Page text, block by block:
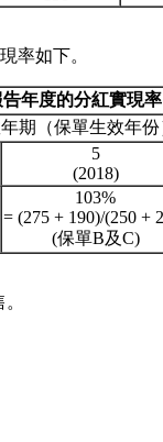
率如下。
告年度的分紅實現率
期（保單生效年份
5
(2018)
103%
= (275 + 190)/(250 +
(保單B及C)